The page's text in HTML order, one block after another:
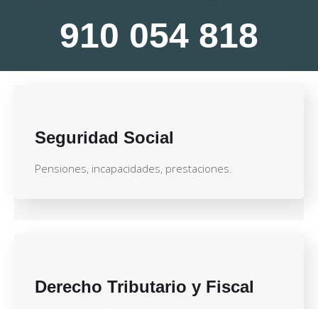
910 054 818
Seguridad Social
Pensiones, incapacidades, prestaciones.
Derecho Tributario y Fiscal